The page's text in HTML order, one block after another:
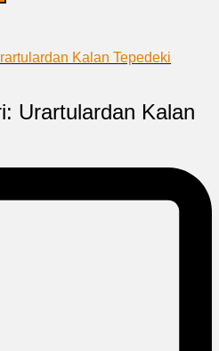
Kalan Tepedeki
Urartulardan Kalan